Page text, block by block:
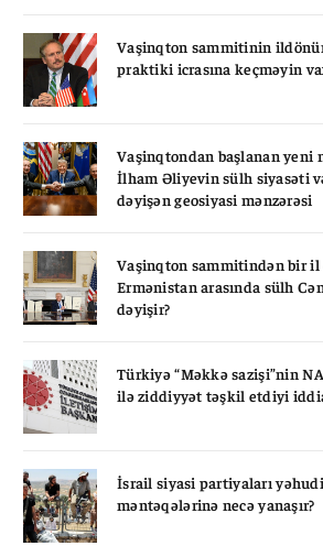
Vaşinqton sammitinin
praktiki icrasına keçməyin
Vaşinqtondan başlanan yeni
İlham Əliyevin sülh siyasəti
dəyişən geosiyasi mənzərəsi
Vaşinqton sammitindən bir il
Ermənistan arasında sülh
dəyişir?
Türkiyə “Məkkə sazişi”nin
ilə ziddiyyət təşkil etdiyi
İsrail siyasi partiyaları yəhudi
məntəqələrinə necə yanaşır?